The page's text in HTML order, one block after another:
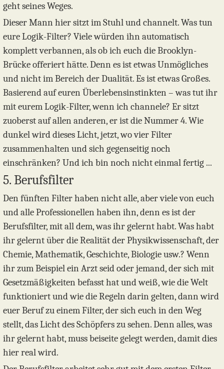
geht seines Weges.
Dieser Mann hier sitzt im Stuhl und channelt. Was tun
eure Logik-Filter? Viele würden ihn automatisch
komplett verbannen, als ob ich euch die Brooklyn-
Brücke offeriert hätte. Denn es ist etwas Unmögliches
und nicht im Bereich der Dualität. Es ist etwas Großes.
Basierend auf euren Überlebensinstinkten – was tut ihr
mit eurem Logik-Filter, wenn ich channele? Er sitzt
zuoberst auf allen anderen, er ist die Nummer 4. Wie
dunkel wird dieses Licht, jetzt, wo vier Filter
zusammenhalten und sich gegenseitig noch
einschränken? Und ich bin noch nicht einmal fertig ...
5. Berufsfilter
Den fünften Filter haben nicht alle, aber viele von euch
und alle Professionellen haben ihn, denn es ist der
Berufsfilter, mit all dem, was ihr gelernt habt. Was habt
ihr gelernt über die Realität der Physikwissenschaft, der
Chemie, Mathematik, Geschichte, Biologie usw.? Wenn
ihr zum Beispiel ein Arzt seid oder jemand, der sich mit
Gesetzmäßigkeiten befasst hat und weiß, wie die Welt
funktioniert und wie die Regeln darin gelten, dann wird
euer Beruf zu einem Filter, der sich euch in den Weg
stellt, das Licht des Schöpfers zu sehen. Denn alles, was
ihr gelernt habt, muss beiseite gelegt werden, damit dies
hier real wird.